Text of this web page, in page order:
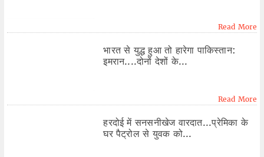
Read More
भारत से युद्ध हुआ तो हारेगा पाकिस्तान:
इमरान....दोनों देशों के...
Read More
हरदोई में सनसनीखेज वारदात...प्रेमिका के
घर पैट्रोल से युवक को...